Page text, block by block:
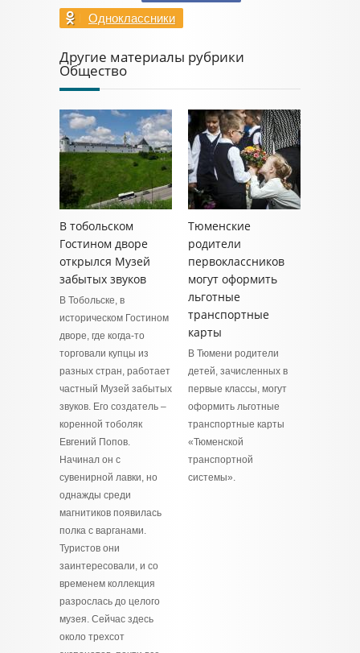
Одноклассники
Другие материалы рубрики
Общество
В тобольском
Гостином дворе
открылся Музей
забытых звуков
В Тобольске, в
историческом Гостином
дворе, где когда-то
торговали купцы из
разных стран, работает
частный Музей забытых
звуков. Его создатель –
коренной тоболяк
Евгений Попов.
Начинал он с
сувенирной лавки, но
однажды среди
магнитиков появилась
полка с варганами.
Туристов они
заинтересовали, и со
временем коллекция
разрослась до целого
музея. Сейчас здесь
около трехсот
Тюменские
родители
первоклассников
могут оформить
льготные
транспортные
карты
В Тюмени родители
детей, зачисленных в
первые классы, могут
оформить льготные
транспортные карты
«Тюменской
транспортной
системы».